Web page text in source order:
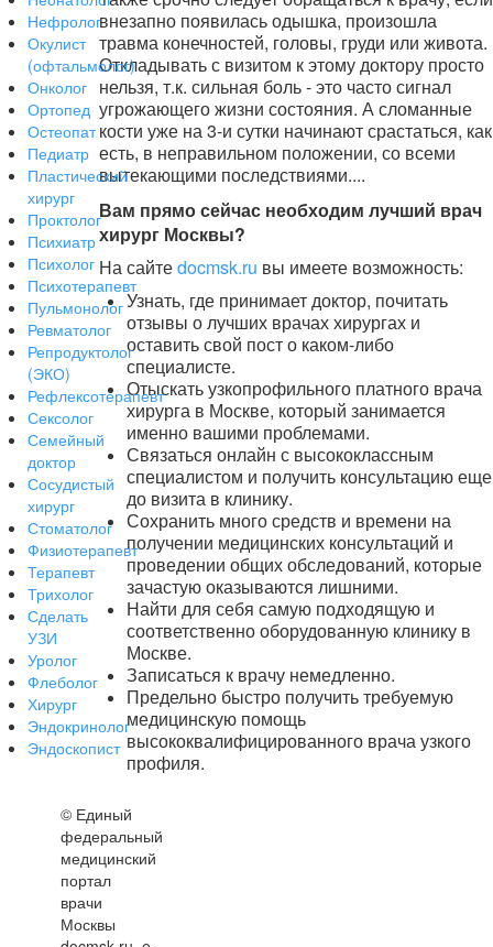
внезапно появилась одышка, произошла
травма конечностей, головы, груди или живота.
Откладывать с визитом к этому доктору просто
нельзя, т.к. сильная боль - это часто сигнал
угрожающего жизни состояния. А сломанные
кости уже на 3-и сутки начинают срастаться, как
есть, в неправильном положении, со всеми
вытекающими последствиями....
Вам прямо сейчас необходим лучший врач
хирург Москвы?
На сайтеdocmsk.ru вы имеете возможность:
Узнать, где принимает доктор, почитать
отзывы о лучших врачах хирургах и
оставить свой пост о каком-либо
специалисте.
Отыскать узкопрофильного платного врача
хирурга в Москве, который занимается
именно вашими проблемами.
Связаться онлайн с высококлассным
специалистом и получить консультацию еще
до визита в клинику.
Сохранить много средств и времени на
получении медицинских консультаций и
проведении общих обследований, которые
зачастую оказываются лишними.
Найти для себя самую подходящую и
соответственно оборудованную клинику в
Москве.
Записаться к врачу немедленно.
Предельно быстро получить требуемую
медицинскую помощь
высококвалифицированного врача узкого
профиля.
Нефролог
Окулист
(офтальмолог)
Онколог
Ортопед
Остеопат
Педиатр
Пластический
хирург
Проктолог
Психиатр
Психолог
Психотерапевт
Пульмонолог
Ревматолог
Репродуктолог
(ЭКО)
Рефлексотерапевт
Сексолог
Семейный
доктор
Сосудистый
хирург
Стоматолог
Физиотерапевт
Терапевт
Трихолог
Сделать
УЗИ
Уролог
Флеболог
Хирург
Эндокринолог
Эндоскопист
© Единый
федеральный
медицинский
портал
врачи
Москвы